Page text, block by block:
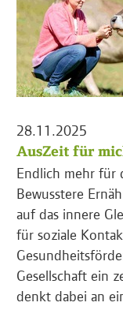
28.11.2025
AusZeit für
Endlich mehr für
Bewusstere
auf das innere
für soziale
Gesellschaft ein
denkt dabei an